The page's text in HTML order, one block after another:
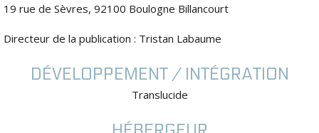
19 rue de Sèvres, 92100 Boulogne Billancourt
Directeur de la publication : Tristan Labaume
DÉVELOPPEMENT / INTÉGRATION
Translucide